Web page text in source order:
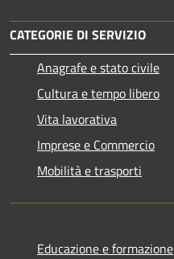
CATEGORIE DI SERVIZIO
Anagrafe e stato civile
Cultura e tempo libero
Vita lavorativa
Imprese e Commercio
Mobilità e trasporti
Educazione e formazione